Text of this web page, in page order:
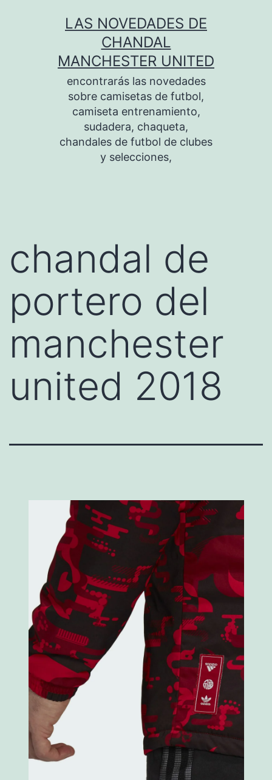
LAS NOVEDADES DE
CHANDAL
MANCHESTER UNITED
encontrarás las novedades
sobre camisetas de futbol,
camiseta entrenamiento,
sudadera, chaqueta,
chandales de futbol de clubes
y selecciones,
chandal de
portero del
manchester
united 2018